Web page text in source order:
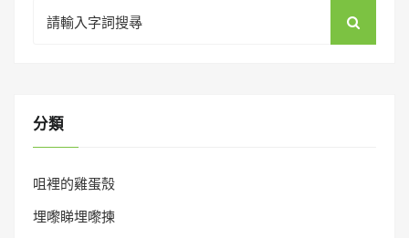
for:
分類
咀裡的雞蛋殼
埋嚟睇埋嚟揀